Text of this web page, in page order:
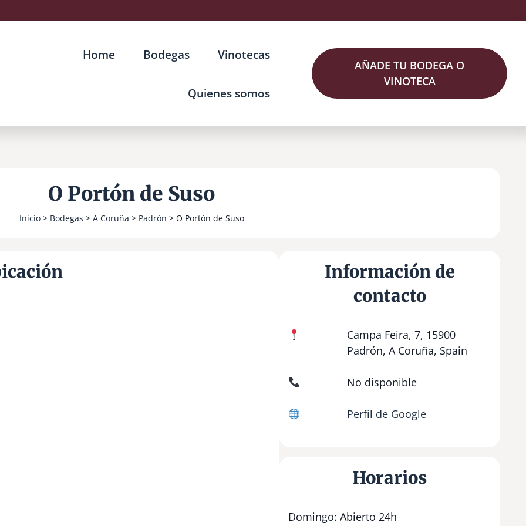
Home Bodegas Vinotecas
Quienes somos
AÑADE TU BODEGA O
VINOTECA
O Portón de Suso
Inicio> Bodegas > A Coruña > Padrón > O Portón de Suso
Información de
contacto
Campa Feira, 7, 15900
Padrón, A Coruña, Spain
No disponible
Perfil de Google
Horarios
Domingo: Abierto 24h